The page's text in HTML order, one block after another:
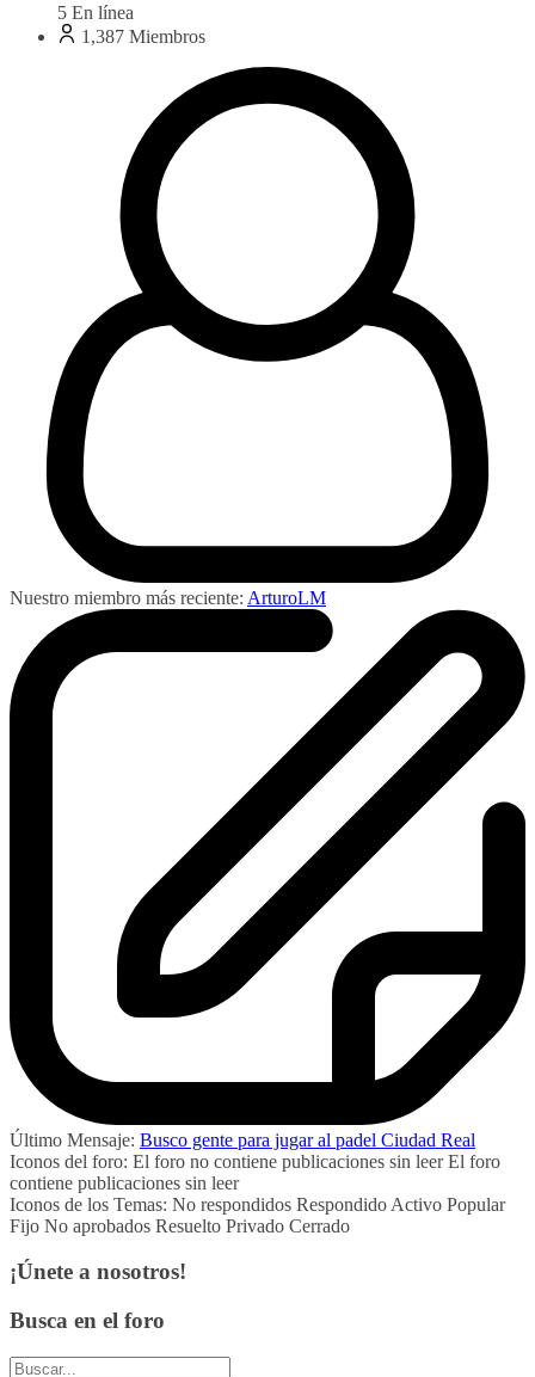
5 En línea
1,387 Miembros
Nuestro miembro más reciente: ArturoLM
Último Mensaje: Busco gente para jugar al padel Ciudad Real
Iconos del foro: El foro no contiene publicaciones sin leer El foro
contiene publicaciones sin leer
Iconos de los Temas: No respondidos Respondido Activo Popular
Fijo No aprobados Resuelto Privado Cerrado
¡Únete a nosotros!
Busca en el foro